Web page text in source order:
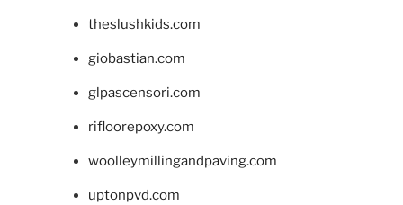
theslushkids.com
giobastian.com
glpascensori.com
rifloorepoxy.com
woolleymillingandpaving.com
uptonpvd.com